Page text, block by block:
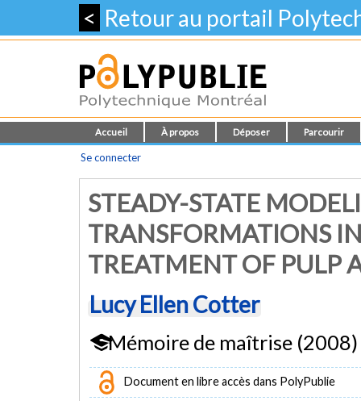
< Retour au portail
Accueil À propos Déposer Parcourir
Se connecter
STEADY-STATE
TRANSFORMATIONS
TREATMENT OF PULP
Lucy Ellen Cotter
Mémoire de maîtrise (2008)
Document en libre accès dans PolyPublie